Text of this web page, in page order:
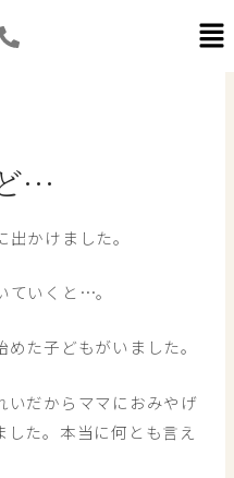
…
かけました。
ていくと…。
た子どもがいました。
いだからママにおみやげ
た。本当に何とも言え